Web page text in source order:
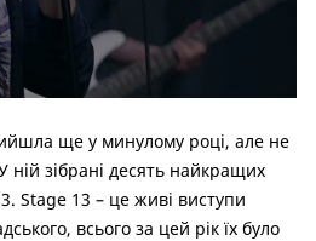
ще у минулому році, але не
ній зібрані десять найкращих
Stage 13 – це живі виступи
всього за цей рік їх було